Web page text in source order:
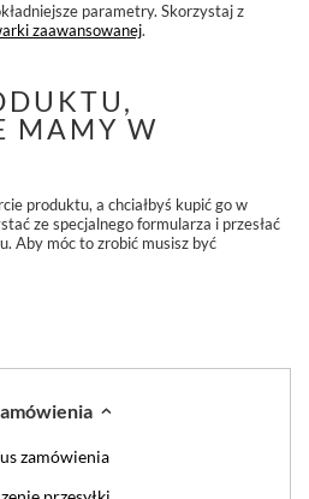
parametry. Skorzystaj z
zaawansowanej.
MAMY W
produktu, a chciałbyś kupić go w
ze specjalnego formularza i przesłać
Aby móc to zrobić musisz być
zamówienia